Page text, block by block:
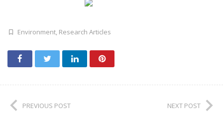
Environment, Research Articles
PREVIOUS POST NEXT POST